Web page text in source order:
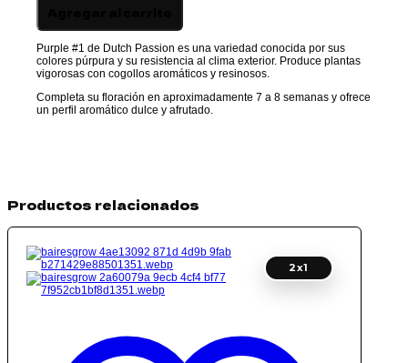
Purple #1 de Dutch Passion es una variedad conocida por sus
colores púrpura y su resistencia al clima exterior. Produce plantas
vigorosas con cogollos aromáticos y resinosos.
Completa su floración en aproximadamente 7 a 8 semanas y ofrece
un perfil aromático dulce y afrutado.
Productos relacionados
2x1